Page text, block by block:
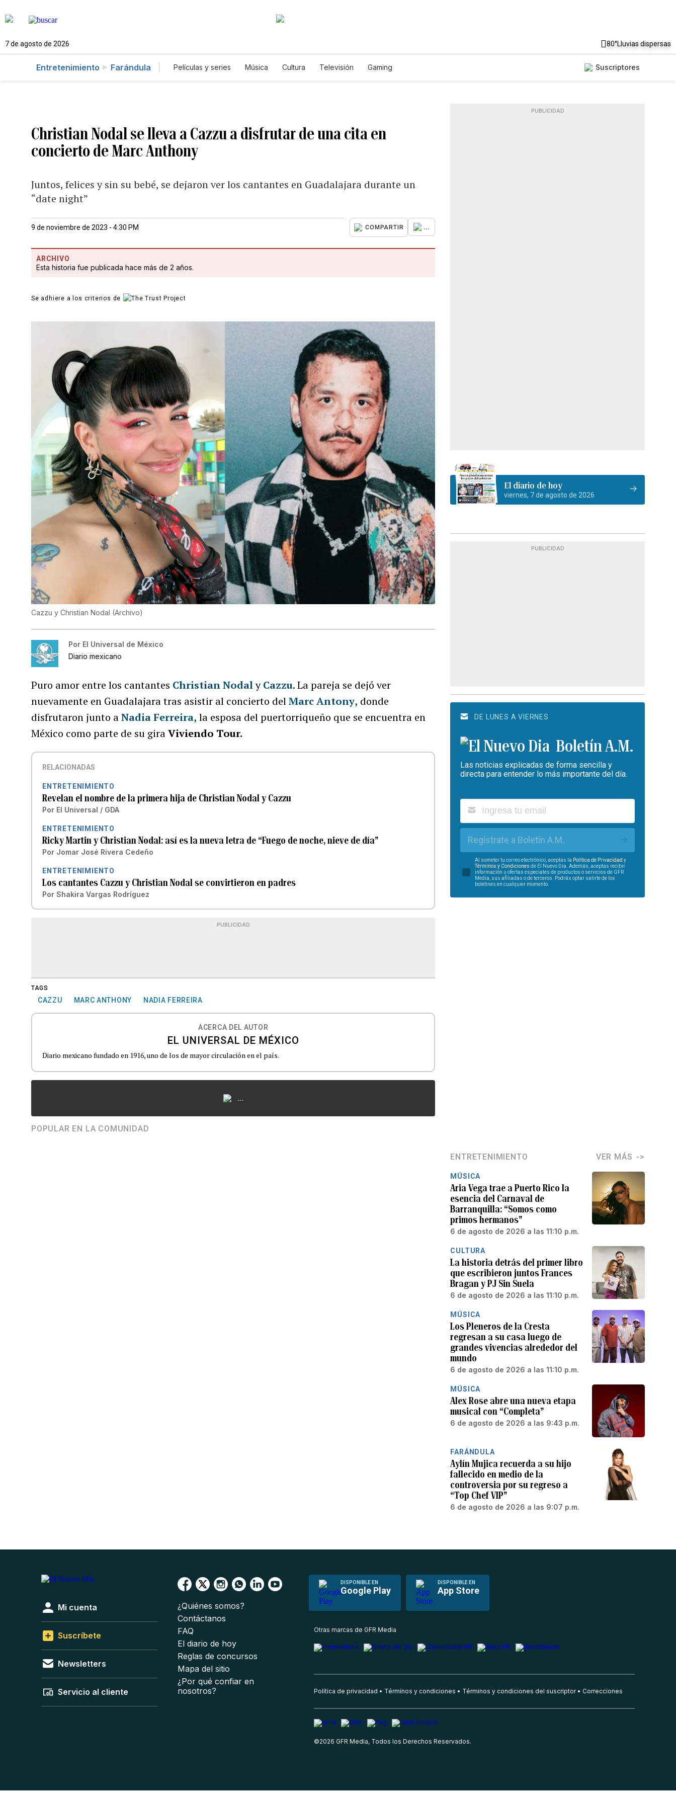
7 de agosto de 2026 80°Lluvias dispersas
Entretenimiento Farándula Películas y series Música Cultura Televisión Gaming Suscriptores
Christian Nodal se lleva a Cazzu a disfrutar de una cita en
concierto de Marc Anthony
Juntos, felices y sin su bebé, se dejaron ver los cantantes en Guadalajara durante un
“date night”
9 de noviembre de 2023 - 4:30 PM COMPARTIR ...
ARCHIVO
Esta historia fue publicada hace más de 2 años.
Se adhiere a los criterios de
Cazzu y Christian Nodal (Archivo)
Por El Universal de México
Diario mexicano
Puro amor entre los cantantes Christian NodalyCazzu. La pareja se dejó ver
nuevamente en Guadalajara tras asistir al concierto delMarc Antony, donde
disfrutaron junto aNadia Ferreira, la esposa del puertorriqueño que se encuentra en
México como parte de su giraViviendo Tour.
RELACIONADAS
ENTRETENIMIENTO
Revelan el nombre de la primera hija de Christian Nodal y Cazzu
Por El Universal / GDA
ENTRETENIMIENTO
Ricky Martin y Christian Nodal: así es la nueva letra de “Fuego de noche, nieve de día”
Por Jomar José Rivera Cedeño
ENTRETENIMIENTO
Los cantantes Cazzu y Christian Nodal se convirtieron en padres
Por Shakira Vargas Rodríguez
PUBLICIDAD
TAGS
CAZZU MARC ANTHONY NADIA FERREIRA
ACERCA DEL AUTOR
EL UNIVERSAL DE MÉXICO
Diario mexicano fundado en 1916, uno de los de mayor circulación en el país.
...
POPULAR EN LA COMUNIDAD
PUBLICIDAD
El diario de hoy
viernes, 7 de agosto de 2026
PUBLICIDAD
DE LUNES A VIERNES
Boletín A.M.
Las noticias explicadas de forma sencilla y
directa para entender lo más importante del día.
Regístrate a Boletín A.M.
Al someter tu correo electrónico, aceptas la Política de Privacidad y
Términos y Condiciones de El Nuevo Día. Además, aceptas recibir
información u ofertas especiales de productos o servicios de GFR
Media, sus afiliadas o de terceros. Podrás optar salirte de los
boletines en cualquier momento.
ENTRETENIMIENTO VER MÁS
MÚSICA
Aria Vega trae a Puerto Rico la
esencia del Carnaval de
Barranquilla: “Somos como
primos hermanos”
6 de agosto de 2026 a las 11:10 p.m.
CULTURA
La historia detrás del primer libro
que escribieron juntos Frances
Bragan y PJ Sin Suela
6 de agosto de 2026 a las 11:10 p.m.
MÚSICA
Los Pleneros de la Cresta
regresan a su casa luego de
grandes vivencias alrededor del
mundo
6 de agosto de 2026 a las 11:10 p.m.
MÚSICA
Alex Rose abre una nueva etapa
musical con “Completa”
6 de agosto de 2026 a las 9:43 p.m.
FARÁNDULA
Aylín Mujica recuerda a su hijo
fallecido en medio de la
controversia por su regreso a
“Top Chef VIP”
6 de agosto de 2026 a las 9:07 p.m.
DISPONIBLE EN
Google Play
DISPONIBLE EN
App Store
Mi cuenta
Suscríbete
Newsletters
Servicio al cliente
¿Quiénes somos?
Contáctanos
FAQ
El diario de hoy
Reglas de concursos
Mapa del sitio
¿Por qué confiar en
nosotros?
Otras marcas de GFR Media
Política de privacidad Términos y condiciones Términos y condiciones del suscriptor Correcciones
©2026 GFR Media, Todos los Derechos Reservados.